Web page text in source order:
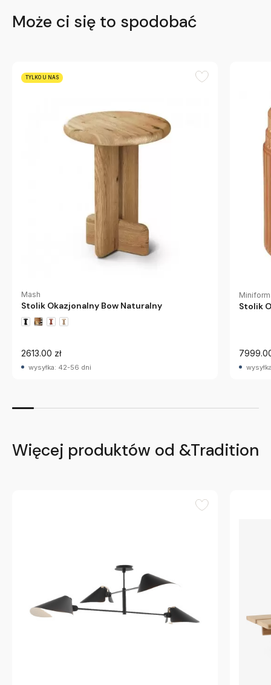
Może ci się to spodobać
TYLKO U NAS
Mash
Stolik Okazjonalny Bow Naturalny
2613.00 zł
wysyłka: 42-56 dni
Stolik
Więcej produktów od &Tradition